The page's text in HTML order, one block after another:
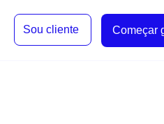
Sou cliente Começar